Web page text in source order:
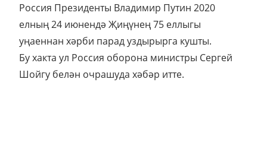
Россия Президенты Владимир Путин 2020
елның 24 июнендә Җиңүнең 75 еллыгы
уңаеннан хәрби парад уздырырга кушты.
Бу хакта ул Россия оборона министры Сергей
Шойгу белән очрашуда хәбәр итте.